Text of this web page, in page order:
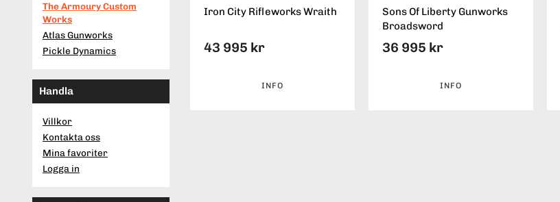
The Armoury Custom
Works
Atlas Gunworks
Pickle Dynamics
Handla
Villkor
Kontakta oss
Mina favoriter
Logga in
Iron City Rifleworks Wraith
43 995 kr
INFO
Sons Of Liberty Gunworks
Broadsword
36 995 kr
INFO